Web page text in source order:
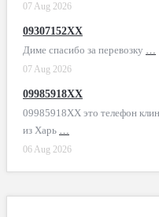
07 Aug 2026
09307152XX
Диме спасибо за перевозку …
07 Aug 2026
09985918XX
09985918XX это телефон
из Харь …
06 Aug 2026